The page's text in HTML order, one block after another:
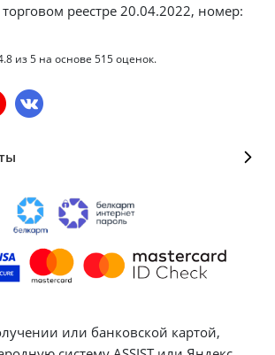
торговом реестре 20.04.2022, номер:
из5 на основе 515оценок.
или банковской картой,